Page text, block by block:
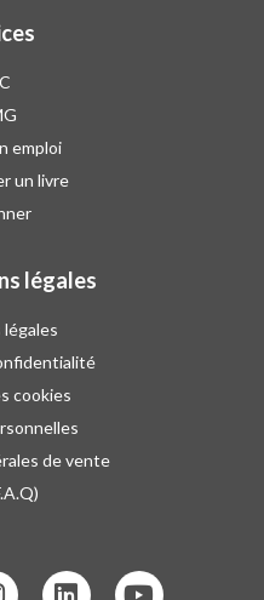
emploi
un livre
légales
cookies
de vente